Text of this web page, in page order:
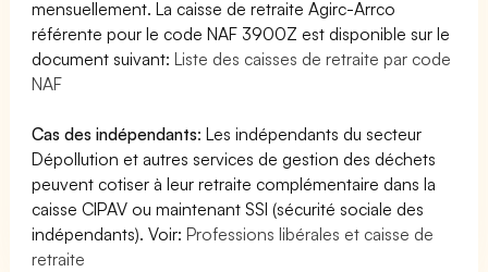
mensuellement. La caisse de retraite Agirc-Arrco
référente pour le code NAF 3900Z est disponible sur le
document suivant:Liste des caisses de retraite par code
NAF
Cas des indépendants: Les indépendants du secteur
Dépollution et autres services de gestion des déchets
peuvent cotiser à leur retraite complémentaire dans la
caisse CIPAV ou maintenant SSI (sécurité sociale des
indépendants). Voir:Professions libérales et caisse de
retraite